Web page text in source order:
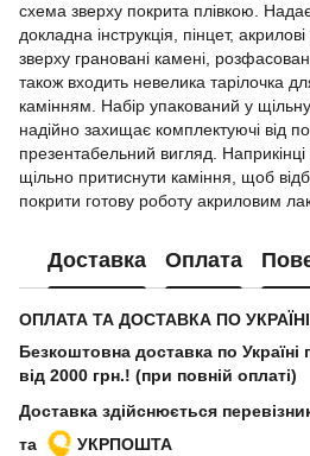
схема зверху покрита плівкою.
докладна інструкція, пінцет,
зверху грановані камені,
також входить невелика тарілочка
камінням. Набір упакований у
надійно захищає комплектуючі від
презентабельний вигляд.
щільно притиснути каміння, щоб
покрити готову роботу акриловим
Доставка Оплата
ОПЛАТА ТА ДОСТАВКА ПО УКРАЇНІ
Безкоштовна доставка по
від 2000 грн.! (при повній оплаті)
Доставка здійснюється
та
УКРПОШТА